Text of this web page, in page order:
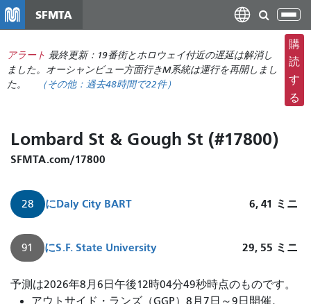
コ
ン
テ
に
SFMTA
ナ
ビ
ゲ
ー
シ
ョ
え
アラート 最終更新：19番街とホロウェイ付近の遅延は解消し
ました。オーシャンビュー方面行きM系統は運行を再開しまし
た。
（その他： 過去48時間で22件）
購
読
す
る
Lombard St & Gough St (#17800)
SFMTA.com/17800
28 にDaly City BART 6, 41 ミニ
91 にS.F. State University 29, 55 ミニ
予測は2026年8月6日午後12時04分49秒時点のものです。
アウトサイド・ランズ（GGP）8月7日～9日開催。